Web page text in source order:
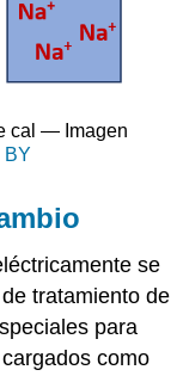
cal — Imagen
BY
se
tratamiento de
para
como